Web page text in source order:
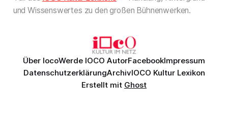
und Wissenswertes zu den großen Bühnenwerken.
Über IocoWerde IOCO AutorFacebookImpressum
DatenschutzerklärungArchivIOCO Kultur Lexikon
Erstellt mit Ghost